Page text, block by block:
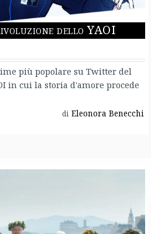
dello YAOI
più popolare su Twitter del
in cui la storia d'amore procede
di Eleonora Benecchi